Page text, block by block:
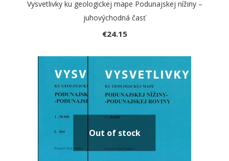
Vysvetlivky ku geologickej mape Podunajskej nížiny –
juhovýchodná časť
€24.15
Out of stock